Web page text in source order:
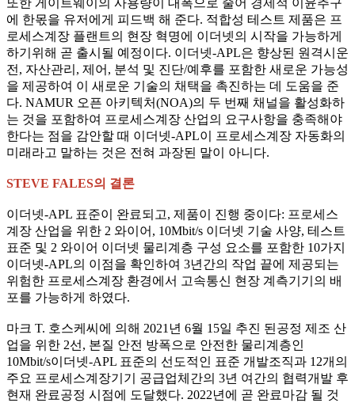
에 한몫을 유저에게 피드백 해 준다. 적합성 테스트 제품은 프
로세스계장 플랜트의 현장 혁명에 이더넷의 시작을 가능하게
하기위해 곧 출시될 예정이다. 이더넷-APL은 향상된 원격시운
전, 자산관리, 제어, 분석 및 진단/예후를 포함한 새로운 가능성
을 제공하여 이 새로운 기술의 채택을 촉진하는 데 도움을 준
다. NAMUR 오픈 아키텍처(NOA)의 두 번째 채널을 활성화하
는 것을 포함하여 프로세스계장 산업의 요구사항을 충족해야
한다는 점을 감안할 때 이더넷-APL이 프로세스계장 자동화의
미래라고 말하는 것은 전혀 과장된 말이 아니다.
STEVE FALES의 결론
이더넷-APL 표준이 완료되고, 제품이 진행 중이다: 프로세스
계장 산업을 위한 2 와이어, 10Mbit/s 이더넷 기술 사양, 테스트
표준 및 2 와이어 이더넷 물리계층 구성 요소를 포함한 10가지
이더넷-APL의 이점을 확인하여 3년간의 작업 끝에 제공되는
위험한 프로세스계장 환경에서 고속통신 현장 계측기기의 배
포를 가능하게 하였다.
마크 T. 호스케씨에 의해 2021년 6월 15일 추진 된공정 제조 산
업을 위한 2선, 본질 안전 방폭으로 안전한 물리계층인
10Mbit/s이더넷-APL 표준의 선도적인 표준 개발조직과 12개의
주요 프로세스계장기기 공급업체간의 3년 여간의 협력개발 후
현재 완료공정 시점에 도달했다. 2022년에 곧 완료마감 될 것